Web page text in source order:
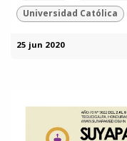
Universidad Católica
25 jun 2020